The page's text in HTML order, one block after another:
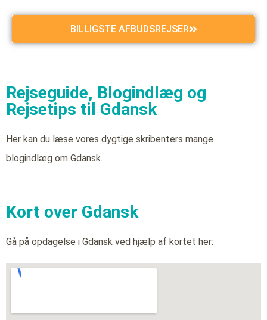
BILLIGSTE AFBUDSREJSER
Rejseguide, Blogindlæg og
Rejsetips til Gdansk
Her kan du læse vores dygtige skribenters mange
blogindlæg om Gdansk.
Kort over Gdansk
Gå på opdagelse i Gdansk ved hjælp af kortet her: